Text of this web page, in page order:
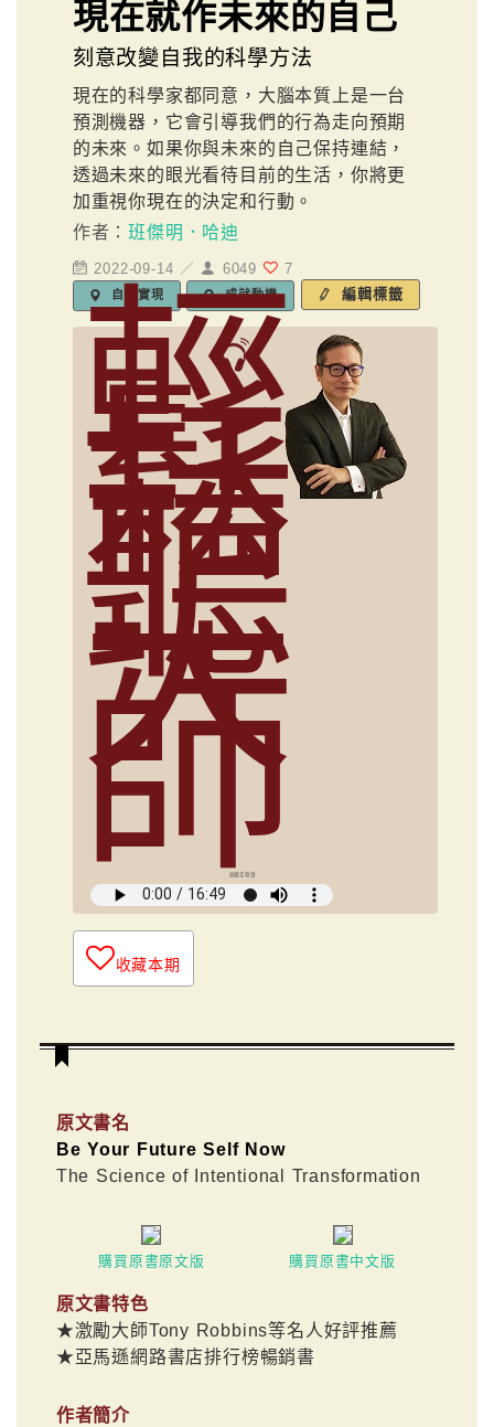
現在就作未來的自己
刻意改變自我的科學方法
現在的科學家都同意，大腦本質上是一台
預測機器，它會引導我們的行為走向預期
的未來。如果你與未來的自己保持連結，
透過未來的眼光看待目前的生活，你將更
加重視你現在的決定和行動。
作者： 班傑明．哈迪
2022-09-14 ／ 6049 7
自我實現 成就動機 編輯標籤
輕
鬆
聽
大
師
俞國定導讀
收藏本期
原文書名
Be Your Future Self Now
The Science of Intentional Transformation
購買原書原文版 購買原書中文版
原文書特色
★激勵大師Tony Robbins等名人好評推薦
★亞馬遜網路書店排行榜暢銷書
作者簡介